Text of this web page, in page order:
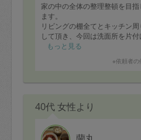
家の中の全体の整理整頓を目
ます。
リビングの棚全てとキッチン
して頂き、今回は洗面所を片付
前回整理したキッチンでは、
出しっぱなしになりがちなア
くらいを残して、箱に入れて
た。
動し、夕食の後片付けが本当
時間内に終わらせる作業の目処
もっと見る
※依頼者の
40代 女性より